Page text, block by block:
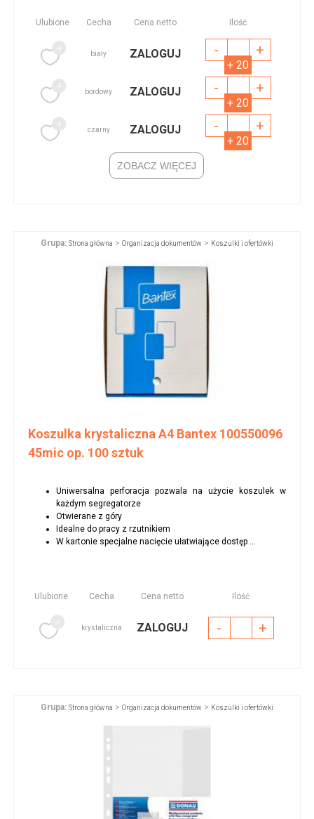
Ulubione Cecha Cena netto Ilość
biały ZALOGUJ - +
+ 20
bordowy ZALOGUJ - +
+ 20
czarny ZALOGUJ - +
+ 20
ZOBACZ WIĘCEJ
Grupa: Strona główna > Organizacja dokumentów > Koszulki i ofertówki
Koszulka krystaliczna A4 Bantex 100550096
45mic op. 100 sztuk
Uniwersalna perforacja pozwala na użycie koszulek w
każdym segregatorze
Otwierane z góry
Idealne do pracy z rzutnikiem
W kartonie specjalne nacięcie ułatwiające dostęp ...
Ulubione Cecha Cena netto Ilość
krystaliczna ZALOGUJ - +
Grupa: Strona główna > Organizacja dokumentów > Koszulki i ofertówki